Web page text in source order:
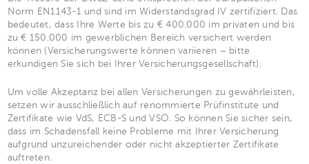
Norm EN1143-1 und sind im Widerstandsgrad IV zertifiziert. Das
bedeutet, dass Ihre Werte bis zu € 400.000 im privaten und bis
zu € 150.000 im gewerblichen Bereich versichert werden
können (Versicherungswerte können variieren – bitte
erkundigen Sie sich bei Ihrer Versicherungsgesellschaft).
Um volle Akzeptanz bei allen Versicherungen zu gewährleisten,
setzen wir ausschließlich auf renommierte Prüfinstitute und
Zertifikate wie VdS, ECB-S und VSÖ. So können Sie sicher sein,
dass im Schadensfall keine Probleme mit Ihrer Versicherung
aufgrund unzureichender oder nicht akzeptierter Zertifikate
auftreten.